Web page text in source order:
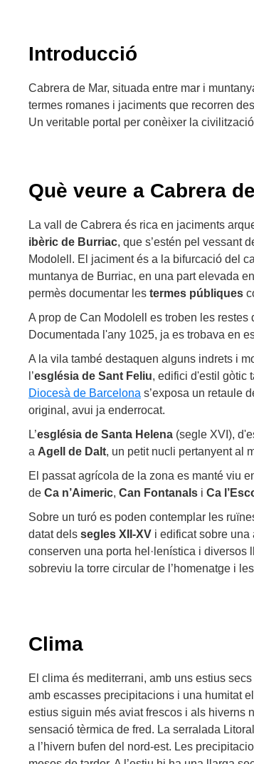
Introducció
Cabrera de Mar, situada entre mar i
termes romanes i jaciments que recorren
Un veritable portal per conèixer la
Què veure a Cabrera
La vall de Cabrera és rica en jaciments
ibèric de Burriac, que s’estén pel vessant
Modolell. El jaciment és a la bifurcació del
muntanya de Burriac, en una part elevada
permès documentar les termes públiques
A prop de Can Modolell es troben les restes
Documentada l'any 1025, ja es trobava en
A la vila també destaquen alguns indrets i
l’església de Sant Feliu, edifici d'estil gòtic
Diocesà de Barcelona s’exposa un retaule
original, avui ja enderrocat.
L’església de Santa Helena (segle XVI),
a Agell de Dalt, un petit nucli pertanyent al
El passat agrícola de la zona es manté viu
de Ca n’Aimeric, Can Fontanals i Ca
Sobre un turó es poden contemplar les
datat dels segles XII-XV i edificat sobre
conserven una porta hel·lenística i diversos
sobreviu la torre circular de l’homenatge i
Clima
El clima és mediterrani, amb uns estius
amb escasses precipitacions i una humitat
estius siguin més aviat frescos i als hiverns
sensació tèrmica de fred. La serralada
a l’hivern bufen del nord-est. Les